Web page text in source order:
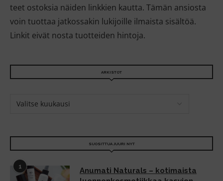
teet ostoksia näiden linkkien kautta. Tämän ansiosta
voin tuottaa jatkossakin lukijoille ilmaista sisältöä.
Linkit eivät nosta tuotteiden hintoja.
ARKISTOT
SUOSITTUA JUURI NYT
1
Anumati Naturals – kotimaista